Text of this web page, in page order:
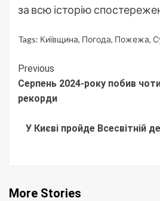
за всю історію
Tags: Київщина, Погода, Пожежа,
Continue
Reading
Previous
Серпень 2024-року побив
рекорди
У Києві пройде Всесвітній
More Stories